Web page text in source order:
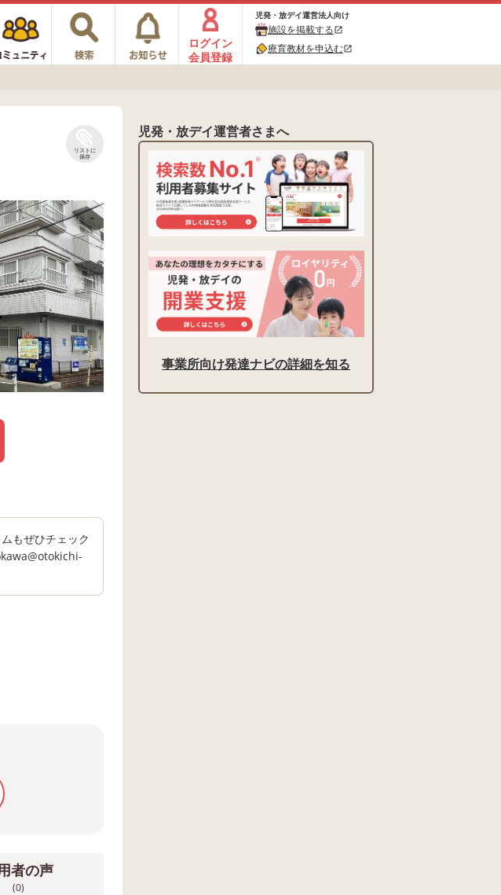
ログイン
会員登録
児発・放デイ運営法人向け
施設を掲載するopen_in_new
療育教材を申込むopen_in_new
リストに
保存
もぜひチェック
者の声
(0)
児発・放デイ運営者さまへ
事業所向け発達ナビの詳細を知る